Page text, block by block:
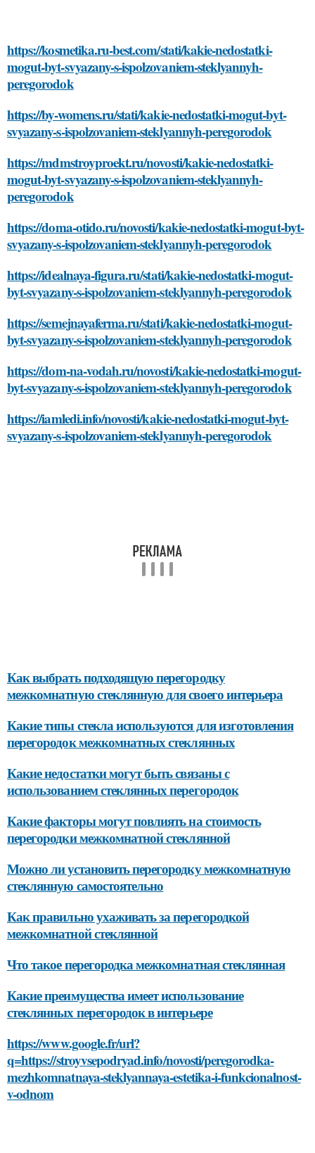
https://kosmetika.ru-best.com/stati/kakie-nedostatki-
mogut-byt-svyazany-s-ispolzovaniem-steklyannyh-
peregorodok
https://by-womens.ru/stati/kakie-nedostatki-mogut-byt-
svyazany-s-ispolzovaniem-steklyannyh-peregorodok
https://mdmstroyproekt.ru/novosti/kakie-nedostatki-
mogut-byt-svyazany-s-ispolzovaniem-steklyannyh-
peregorodok
https://doma-otido.ru/novosti/kakie-nedostatki-mogut-byt-
svyazany-s-ispolzovaniem-steklyannyh-peregorodok
https://idealnaya-figura.ru/stati/kakie-nedostatki-mogut-
byt-svyazany-s-ispolzovaniem-steklyannyh-peregorodok
https://semejnayaferma.ru/stati/kakie-nedostatki-mogut-
byt-svyazany-s-ispolzovaniem-steklyannyh-peregorodok
https://dom-na-vodah.ru/novosti/kakie-nedostatki-mogut-
byt-svyazany-s-ispolzovaniem-steklyannyh-peregorodok
https://iamledi.info/novosti/kakie-nedostatki-mogut-byt-
svyazany-s-ispolzovaniem-steklyannyh-peregorodok
Как выбрать подходящую перегородку
межкомнатную стеклянную для своего интерьера
Какие типы стекла используются для изготовления
перегородок межкомнатных стеклянных
Какие недостатки могут быть связаны с
использованием стеклянных перегородок
Какие факторы могут повлиять на стоимость
перегородки межкомнатной стеклянной
Можно ли установить перегородку межкомнатную
стеклянную самостоятельно
Как правильно ухаживать за перегородкой
межкомнатной стеклянной
Что такое перегородка межкомнатная стеклянная
Какие преимущества имеет использование
стеклянных перегородок в интерьере
https://www.google.fr/url?
q=https://stroyvsepodryad.info/novosti/peregorodka-
mezhkomnatnaya-steklyannaya-estetika-i-funkcionalnost-
v-odnom